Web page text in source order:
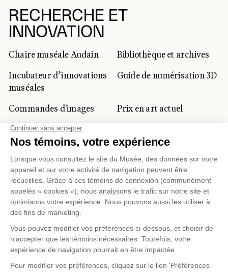
RECHERCHE ET
INNOVATION
Chaire muséale Audain
Bibliothèque et archives
Incubateur d’innovations
muséales
Guide de numérisation 3D
Commandes d'images
Prix en art actuel
Prix Lynne-Cohen
CLIENTÈLE CORPORATIVE
ET PRIVÉE
Location d'espaces
Activités corporatives
professionnels du
tourisme